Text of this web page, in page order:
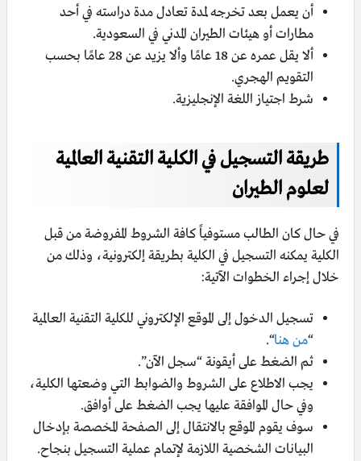
أن يعمل بعد تخرجه لمدة تعادل مدة دراسته في أحد
مطارات أو هيئات الطيران المدني في السعودية.
ألا يقل عمره عن 18 عامًا وألا يزيد عن 28 عامًا بحسب
التقويم الهجري.
شرط اجتياز اللغة الإنجليزية.
طريقة التسجيل في الكلية التقنية العالمية
لعلوم الطيران
في حال كان الطالب مستوفياً كافة الشروط المفروضة من قبل
الكلية يمكنه التسجيل في الكلية بطريقة إلكترونية، وذلك من
خلال إجراء الخطوات الآتية:
تسجيل الدخول إلى الموقع الإلكتروني للكلية التقنية العالمية
“من هنا“.
ثم الضغط على أيقونة “سجل الآن”.
يجب الاطلاع على الشروط والضوابط التي وضعتها الكلية،
وفي حال الموافقة عليها يجب الضغط على أوافق.
سوف يقوم الموقع بالانتقال إلى الصفحة المخصصة بإدخال
البيانات الشخصية اللازمة لإتمام عملية التسجيل بنجاح.